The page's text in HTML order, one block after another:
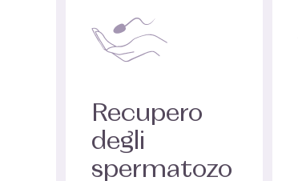
Recupero
degli
spermatozo